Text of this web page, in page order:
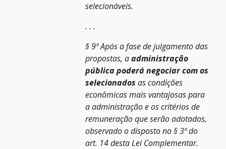
selecionáveis.
. . .
§ 9º Após a fase de julgamento das
propostas, aadministração
pública poderá negociar com os
selecionados as condições
econômicas mais vantajosas para
a administração e os critérios de
remuneração que serão adotados,
observado o disposto no § 3º do
art. 14 desta Lei Complementar.